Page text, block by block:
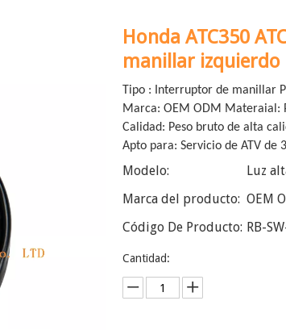
Honda ATC350
manillar izquierdo
Tipo : Interruptor de manillar
Marca: OEM ODM Materaial:
Calidad: Peso bruto de alta
Apto para: Servicio de ATV de
Modelo:
Luz
Marca del producto: OEM
Código De Producto: RB-
Cantidad: